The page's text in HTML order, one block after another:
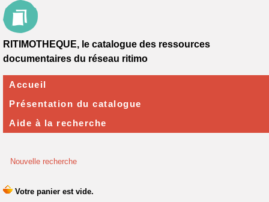
Nouvelle recherche
RITIMOTHEQUE, le catalogue des ressources
documentaires du réseau ritimo
Accueil
Présentation du catalogue
Aide à la recherche